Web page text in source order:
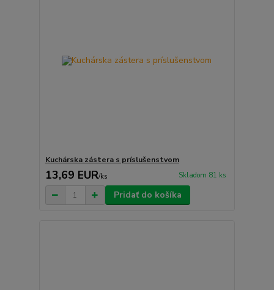
Kuchárska zástera s príslušenstvom
13,69 EUR/ks Skladom 81 ks
Pridať do košíka